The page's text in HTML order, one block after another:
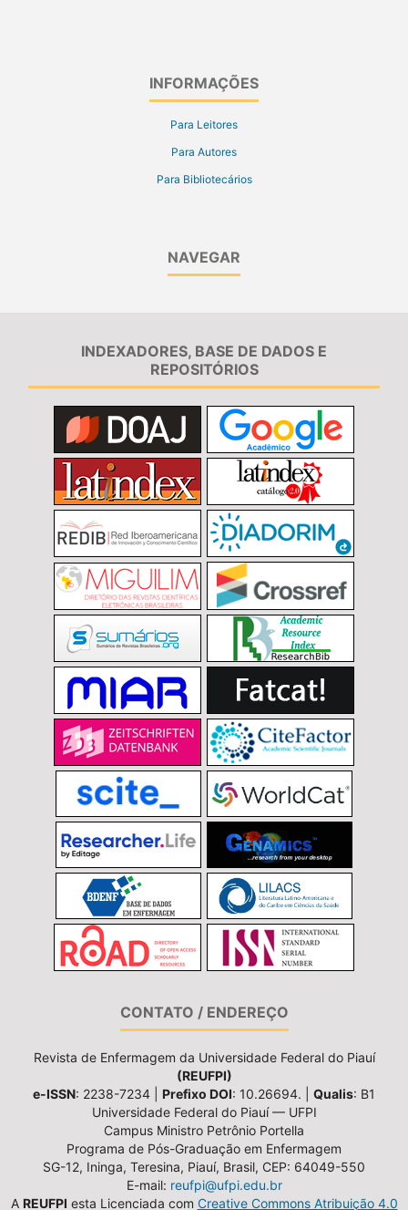
INFORMAÇÕES
Para Leitores
Para Autores
Para Bibliotecários
NAVEGAR
INDEXADORES, BASE DE DADOS E
REPOSITÓRIOS
CONTATO / ENDEREÇO
Revista de Enfermagem da Universidade Federal do Piauí
(REUFPI)
e-ISSN: 2238-7234 | Prefixo DOI: 10.26694. | Qualis: B1
Universidade Federal do Piauí — UFPI
Campus Ministro Petrônio Portella
Programa de Pós-Graduação em Enfermagem
SG-12, Ininga, Teresina, Piauí, Brasil, CEP: 64049-550
E-mail: reufpi@ufpi.edu.br
A REUFPI esta Licenciada com Creative Commons Atribuição 4.0